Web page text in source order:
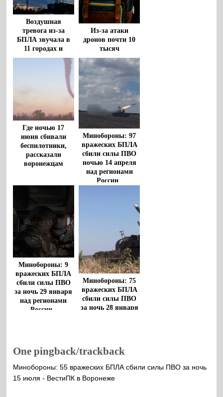
Воздушная
тревога из-за
БПЛА звучала в
11 городах и
районах
Воронежской
Из-за атаки
дронов почти 10
тысяч
воронежских
девятиклассников
будут сдавать ОГЭ
в резервный день
Где ночью 17
июня сбивали
беспилотники,
рассказали
воронежцам
Минобороны: 97
вражеских БПЛА
сбили силы ПВО
ночью 14 апреля
над регионами
России
Минобороны: 9
вражеских БПЛА
сбили силы ПВО
за ночь 29 января
над регионами
России
Минобороны: 75
вражеских БПЛА
сбили силы ПВО
за ночь 28 января
One pingback/trackback
Минобороны: 55 вражеских БПЛА сбили силы ПВО за ночь
15 июля - ВестиПК в Воронеже